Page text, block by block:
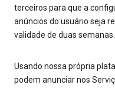
terceiros para que a
anúncios do usuário seja
validade de duas semanas.
Usando nossa própria
podem anunciar nos